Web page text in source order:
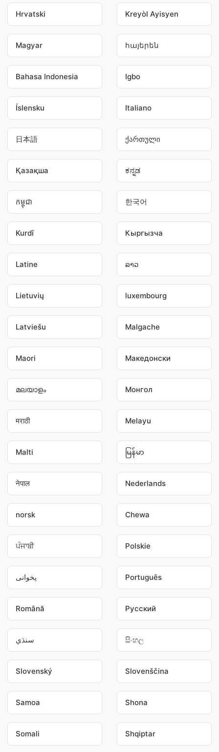
Hrvatski Kreyòl Ayisyen
Magyar հայերեն
Bahasa Indonesia Igbo
Íslensku Italiano
日本語 ქართული
Қазақша ಕನ್ನಡ
កម្ពុជា 한국어
Kurdî Кыргызча
Latine ລາວ
Lietuvių luxembourg
Latviešu Malgache
Maori Македонски
മലയാളം Монгол
मराठी Melayu
Malti မြန်မာ
नेपाल Nederlands
norsk Chewa
ਪੰਜਾਬੀ Polskie
پخوانی Português
Română Pусский
سنڌي සිංහල
Slovenský Slovenščina
Samoa Shona
Somali Shqiptar